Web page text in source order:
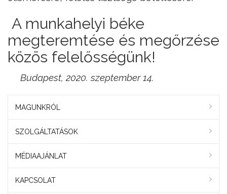
A munkahelyi béke
megteremtése és megőrzése
közös felelősségünk!
Budapest, 2020. szeptember 14.
MAGUNKRÓL
SZOLGÁLTATÁSOK
MÉDIAAJÁNLAT
KAPCSOLAT